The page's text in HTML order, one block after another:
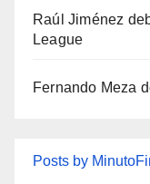
Raúl Jiménez
League
Fernando Meza
Posts by